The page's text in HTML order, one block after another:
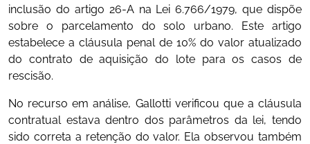
inclusão do artigo 26-A na Lei 6.766/1979, que dispõe
sobre o parcelamento do solo urbano. Este artigo
estabelece a cláusula penal de 10% do valor atualizado
do contrato de aquisição do lote para os casos de
rescisão.
No recurso em análise, Gallotti verificou que a cláusula
contratual estava dentro dos parâmetros da lei, tendo
sido correta a retenção do valor. Ela observou também